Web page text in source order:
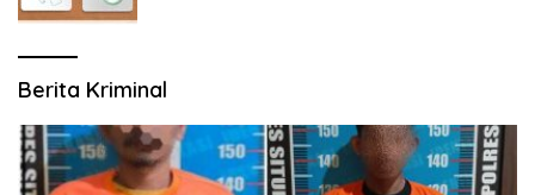
Berita Kriminal